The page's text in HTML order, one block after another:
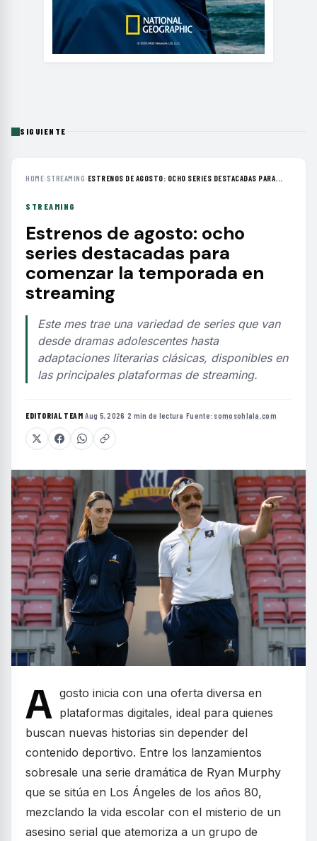
SIGUIENTE
HOME› STREAMING› ESTRENOS DE AGOSTO: OCHO SERIES DESTACADAS PARA...
STREAMING
Estrenos de agosto: ocho
series destacadas para
comenzar la temporada en
streaming
Este mes trae una variedad de series que van
desde dramas adolescentes hasta
adaptaciones literarias clásicas, disponibles en
las principales plataformas de streaming.
EDITORIAL TEAM·Aug 5, 2026 ·2 min de lectura ·Fuente: somosohlala.com
A gosto inicia con una oferta diversa en
plataformas digitales, ideal para quienes
buscan nuevas historias sin depender del
contenido deportivo. Entre los lanzamientos
sobresale una serie dramática de Ryan Murphy
que se sitúa en Los Ángeles de los años 80,
mezclando la vida escolar con el misterio de un
asesino serial que atemoriza a un grupo de